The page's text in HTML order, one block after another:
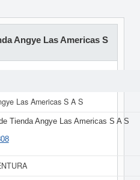
Angye Las Americas S
Las Americas S A S
Tienda Angye Las Americas S A S